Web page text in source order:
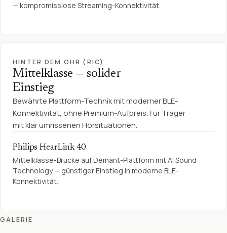
— kompromisslose Streaming-Konnektivität.
HINTER DEM OHR (RIC)
Mittelklasse — solider
Einstieg
Bewährte Plattform-Technik mit moderner BLE-
Konnektivität, ohne Premium-Aufpreis. Für Träger
mit klar umrissenen Hörsituationen.
Philips HearLink 40
Mittelklasse-Brücke auf Demant-Plattform mit AI Sound
Technology — günstiger Einstieg in moderne BLE-
Konnektivität.
GALERIE